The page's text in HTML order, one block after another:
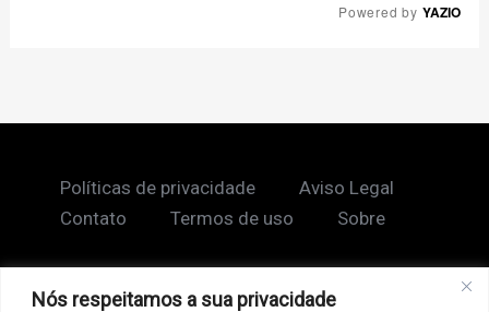
Nós respeitamos a sua privacidade
Powered by YAZIO
Políticas de privacidade
Aviso Legal
Contato
Termos de uso Sobre